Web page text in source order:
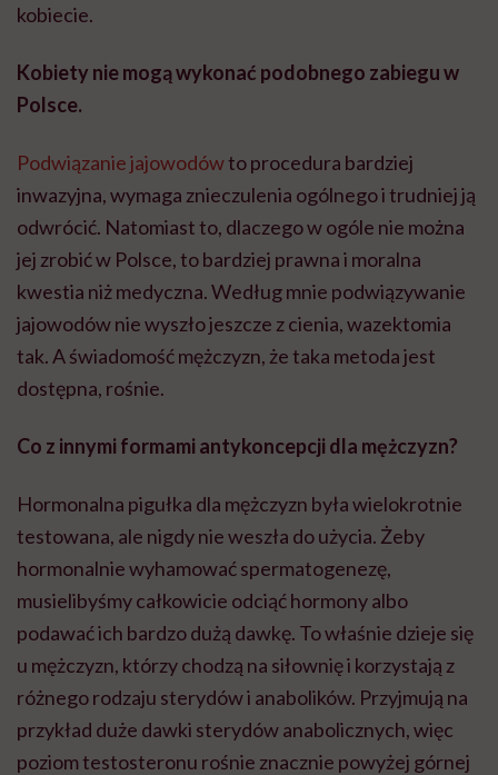
kobiecie.
Kobiety nie mogą wykonać podobnego zabiegu w
Polsce.
Podwiązanie jajowodówto procedura bardziej
inwazyjna, wymaga znieczulenia ogólnego i trudniej ją
odwrócić. Natomiast to, dlaczego w ogóle nie można
jej zrobić w Polsce, to bardziej prawna i moralna
kwestia niż medyczna. Według mnie podwiązywanie
jajowodów nie wyszło jeszcze z cienia, wazektomia
tak. A świadomość mężczyzn, że taka metoda jest
dostępna, rośnie.
Co z innymi formami antykoncepcji dla mężczyzn?
Hormonalna pigułka dla mężczyzn była wielokrotnie
testowana, ale nigdy nie weszła do użycia. Żeby
hormonalnie wyhamować spermatogenezę,
musielibyśmy całkowicie odciąć hormony albo
podawać ich bardzo dużą dawkę. To właśnie dzieje się
u mężczyzn, którzy chodzą na siłownię i korzystają z
różnego rodzaju sterydów i anabolików. Przyjmują na
przykład duże dawki sterydów anabolicznych, więc
poziom testosteronu rośnie znacznie powyżej górnej